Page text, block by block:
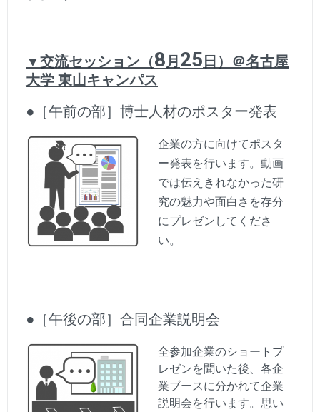
▼交流セッション（8月 25 日）＠名古屋
大学 東山キャンパス
●［午前の部］博士人材のポスター発表
企業の方に向けてポスタ
ー発表を行います。動画
では伝えきれなかった研
究の魅力や面白さを存分
にプレゼンしてくださ
い。
●［午後の部］合同企業説明会
全参加企業のショートプ
レゼンを聞いた後、各企
業ブースに分かれて企業
説明会を行います。思い